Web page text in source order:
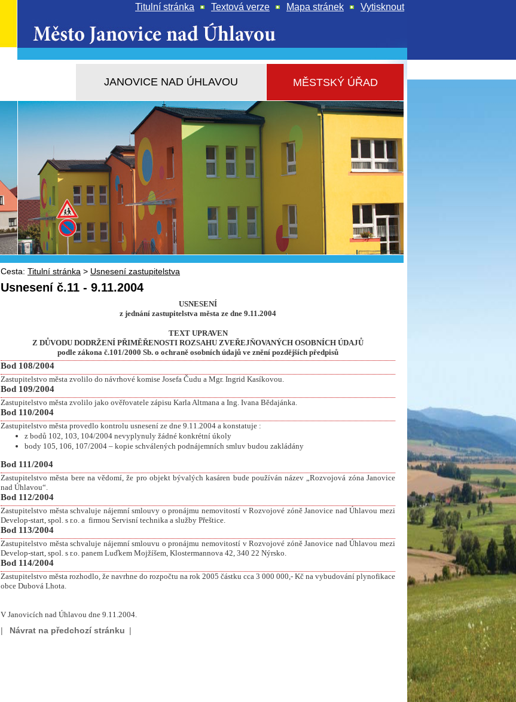
JANOVICE NAD ÚHLAVOU MĚSTSKÝ ÚŘAD
Cesta: Titulní stránka > Usnesení zastupitelstva
Titulní stránka Textová verze Mapa stránek Vytisknout
Usnesení č.11 - 9.11.2004
USNESENÍ
z jednání zastupitelstva města ze dne 9.11.2004
TEXT UPRAVEN
Z DŮVODU DODRŽENÍ PŘIMĚŘENOSTI ROZSAHU ZVEŘEJŇOVANÝCH OSOBNÍCH ÚDAJŮ
podle zákona č.101/2000 Sb. o ochraně osobních údajů ve znění pozdějších předpisů
Bod 108/2004
Zastupitelstvo města zvolilo do návrhové komise Josefa Čudu a Mgr. Ingrid Kasíkovou.
Bod 109/2004
Zastupitelstvo města zvolilo jako ověřovatele zápisu Karla Altmana a Ing. Ivana Bědajánka.
Bod 110/2004
Zastupitelstvo města provedlo kontrolu usnesení ze dne 9.11.2004 a konstatuje :
z bodů 102, 103, 104/2004 nevyplynuly žádné konkrétní úkoly
body 105, 106, 107/2004 – kopie schválených podnájemních smluv budou zakládány
Bod 111/2004
Zastupitelstvo města bere na vědomí, že pro objekt bývalých kasáren bude používán název „Rozvojová zóna Janovice
nad Úhlavou“.
Bod 112/2004
Zastupitelstvo města schvaluje nájemní smlouvy o pronájmu nemovitostí v Rozvojové zóně Janovice nad Úhlavou mezi
Develop-start, spol. s r.o. a firmou Servisní technika a služby Přeštice.
Bod 113/2004
Zastupitelstvo města schvaluje nájemní smlouvu o pronájmu nemovitostí v Rozvojové zóně Janovice nad Úhlavou mezi
Develop-start, spol. s r.o. panem Luďkem Mojžíšem, Klostermannova 42, 340 22 Nýrsko.
Bod 114/2004
Zastupitelstvo města rozhodlo, že navrhne do rozpočtu na rok 2005 částku cca 3 000 000,- Kč na vybudování plynofikace
obce Dubová Lhota.
V Janovicích nad Úhlavou dne 9.11.2004.
| Návrat na předchozí stránku |